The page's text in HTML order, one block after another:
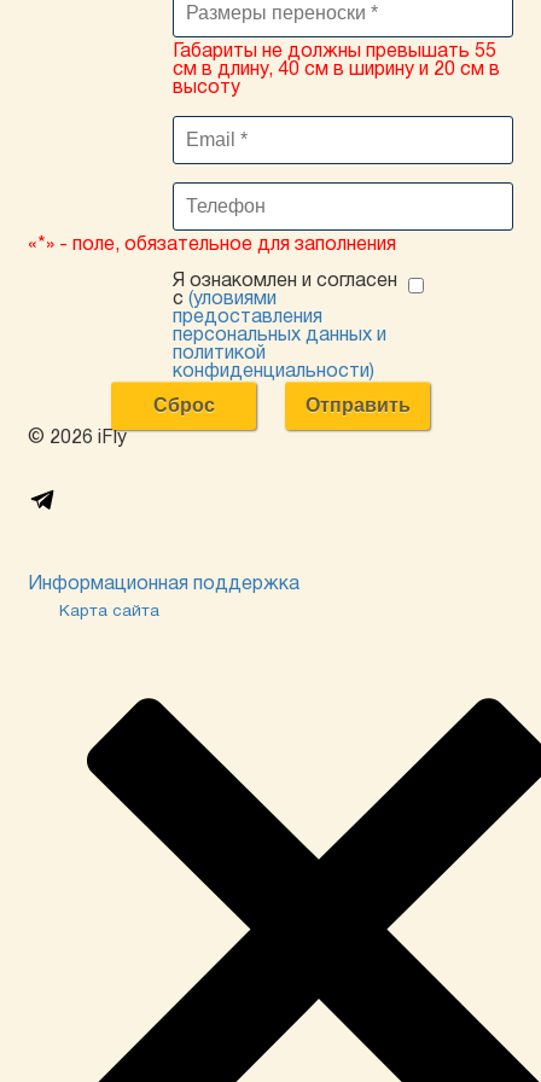
Габариты не должны превышать 55
см в длину, 40 см в ширину и 20 см в
высоту
«*» - поле, обязательное для заполнения
Я ознакомлен и согласен
с (уловиями
предоставления
персональных данных и
политикой
конфиденциальности)
© 2026 iFly
Информационная поддержка
Карта сайта